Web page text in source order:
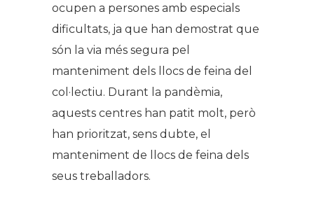
ocupen a persones amb especials
dificultats, ja que han demostrat que
són la via més segura pel
manteniment dels llocs de feina del
col·lectiu. Durant la pandèmia,
aquests centres han patit molt, però
han prioritzat, sens dubte, el
manteniment de llocs de feina dels
seus treballadors.